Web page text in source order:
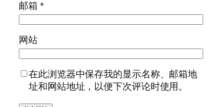
邮箱 *
网站
在此浏览器中保存我的显示名称、邮箱地
址和网站地址，以便下次评论时使用。